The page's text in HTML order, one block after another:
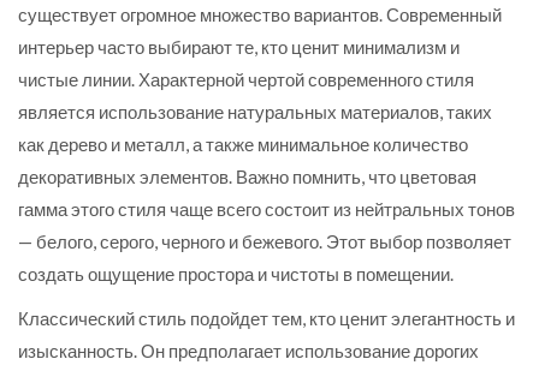
существует огромное множество вариантов. Современный
интерьер часто выбирают те, кто ценит минимализм и
чистые линии. Характерной чертой современного стиля
является использование натуральных материалов, таких
как дерево и металл, а также минимальное количество
декоративных элементов. Важно помнить, что цветовая
гамма этого стиля чаще всего состоит из нейтральных тонов
— белого, серого, черного и бежевого. Этот выбор позволяет
создать ощущение простора и чистоты в помещении.
Классический стиль подойдет тем, кто ценит элегантность и
изысканность. Он предполагает использование дорогих